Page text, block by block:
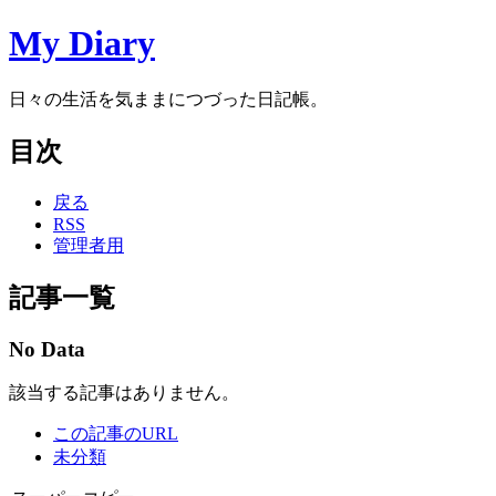
My Diary
日々の生活を気ままにつづった日記帳。
目次
戻る
RSS
管理者用
記事一覧
No Data
該当する記事はありません。
この記事のURL
未分類